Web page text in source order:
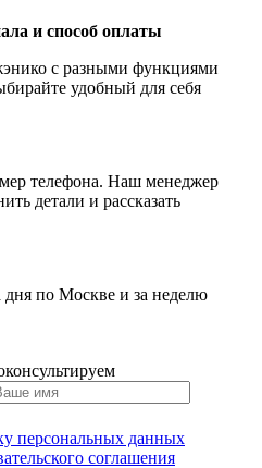
и способ оплаты
с разными функциями
удобный для себя
телефона. Наш менеджер
детали и рассказать
по Москве и за неделю
персональных данных
соглашения